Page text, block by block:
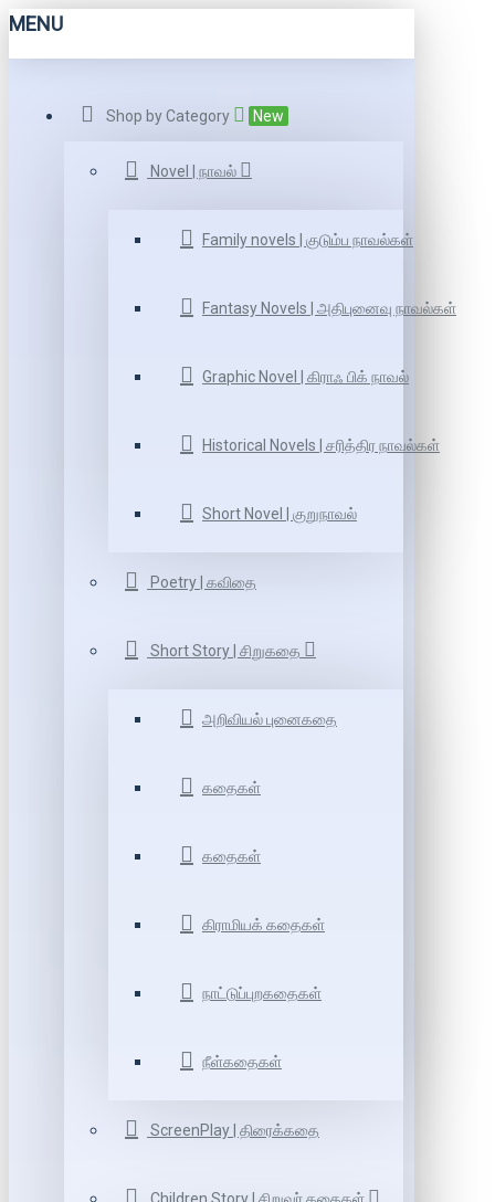
MENU
Shop by Category New
Novel | நாவல்
Family novels | குடும்ப நாவல்கள்
Fantasy Novels | அதிபுனைவு நாவல்கள்
Graphic Novel | கிராஃ பிக் நாவல்
Historical Novels | சரித்திர நாவல்கள்
Short Novel | குறுநாவல்
Poetry | கவிதை
Short Story | சிறுகதை
அறிவியல் புனைகதை
கதைகள்
கதைகள்
கிராமியக் கதைகள்
நாட்டுப்புறகதைகள்
நீள்கதைகள்
ScreenPlay | திரைக்கதை